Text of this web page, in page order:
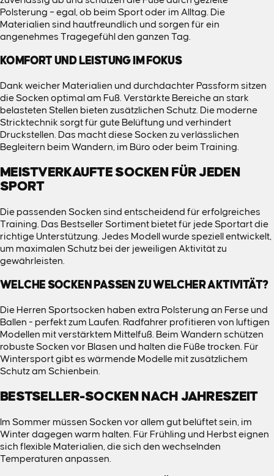
Polsterung – egal, ob beim Sport oder im Alltag. Die
Materialien sind hautfreundlich und sorgen für ein
angenehmes Tragegefühl den ganzen Tag.
KOMFORT UND LEISTUNG IM FOKUS
Dank weicher Materialien und durchdachter Passform sitzen
die Socken optimal am Fuß. Verstärkte Bereiche an stark
belasteten Stellen bieten zusätzlichen Schutz. Die moderne
Stricktechnik sorgt für gute Belüftung und verhindert
Druckstellen. Das macht diese Socken zu verlässlichen
Begleitern beim Wandern, im Büro oder beim Training.
MEISTVERKAUFTE SOCKEN FÜR JEDEN
SPORT
Die passenden Socken sind entscheidend für erfolgreiches
Training. Das Bestseller Sortiment bietet für jede Sportart die
richtige Unterstützung. Jedes Modell wurde speziell entwickelt,
um maximalen Schutz bei der jeweiligen Aktivität zu
gewährleisten.
WELCHE SOCKEN PASSEN ZU WELCHER AKTIVITÄT?
Die Herren Sportsocken haben extra Polsterung an Ferse und
Ballen - perfekt zum Laufen. Radfahrer profitieren von luftigen
Modellen mit verstärktem Mittelfuß. Beim Wandern schützen
robuste Socken vor Blasen und halten die Füße trocken. Für
Wintersport gibt es wärmende Modelle mit zusätzlichem
Schutz am Schienbein.
BESTSELLER-SOCKEN NACH JAHRESZEIT
Im Sommer müssen Socken vor allem gut belüftet sein, im
Winter dagegen warm halten. Für Frühling und Herbst eignen
sich flexible Materialien, die sich den wechselnden
Temperaturen anpassen.